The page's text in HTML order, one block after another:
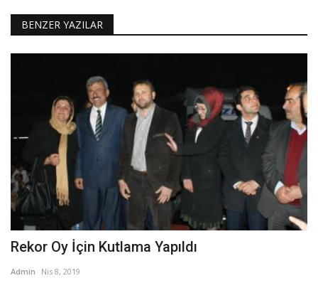
BENZER YAZILAR
Rekor Oy İçin Kutlama Yapıldı
Admin Nis 8, 2019